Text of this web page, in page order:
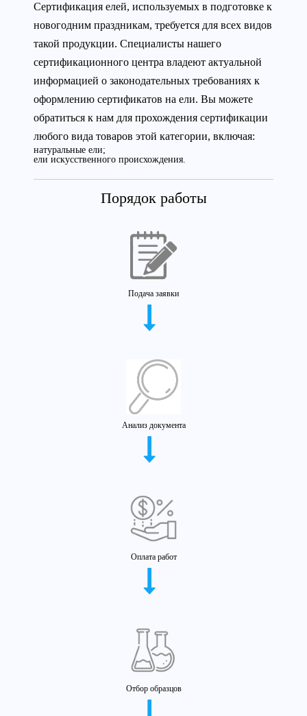
Сертификация елей, используемых в подготовке к
новогодним праздникам, требуется для всех видов
такой продукции. Специалисты нашего
сертификационного центра владеют актуальной
информацией о законодательных требованиях к
оформлению сертификатов на ели. Вы можете
обратиться к нам для прохождения сертификации
любого вида товаров этой категории, включая:
натуральные ели;
ели искусственного происхождения.
Порядок работы
Подача заявки
Анализ документа
Оплата работ
Отбор образцов